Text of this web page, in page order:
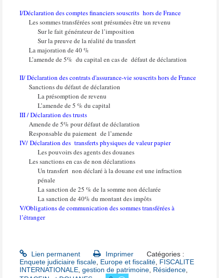
I/Déclaration des comptes financiers souscrits hors de France
Les sommes transférées sont présumées être un revenu
Sur le fait générateur de l’imposition
Sur la preuve de la réalité du transfert
La majoration de 40 %
L’amende de 5% du capital en cas de défaut de déclaration
II/ Déclaration des contrats d'assurance-vie souscrits hors de France
Sanctions du défaut de déclaration
La présomption de revenu
L’amende de 5 % du capital
III / Déclaration des trusts
Amende de 5% pour défaut de déclaration
Responsable du paiement de l’amende
IV/ Déclaration des transferts physiques de valeur papier
Les pouvoirs des agents des douanes
Les sanctions en cas de non déclarations
Un transfert non déclaré à la douane est une infraction
pénale
La sanction de 25 % de la somme non déclarée
La sanction de 40% du montant des impôts
V/Obligations de communication des sommes transférées à
l’étranger
Lien permanent Imprimer
Catégories :
Enquete judiciaire fiscale Europe et fiscalité FISCALITE
INTERNATIONALE gestion de patrimoine Résidence